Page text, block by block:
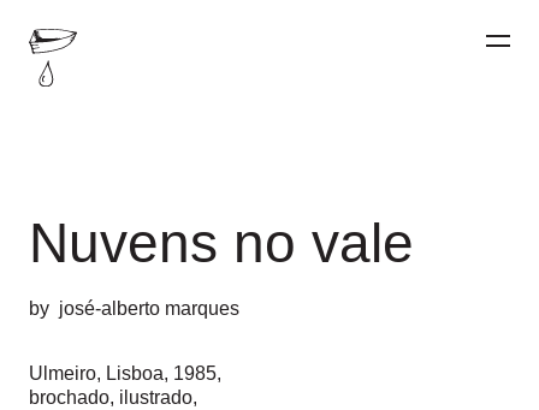
Nuvens no vale
by josé-alberto marques
Ulmeiro, Lisboa, 1985,
brochado, ilustrado,